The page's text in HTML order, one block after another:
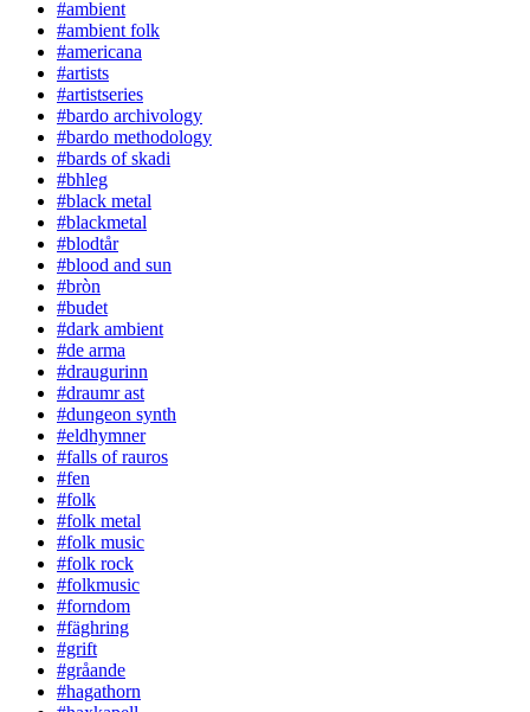
#ambient
#ambient folk
#americana
#artists
#artistseries
#bardo archivology
#bardo methodology
#bards of skadi
#bhleg
#black metal
#blackmetal
#blodtår
#blood and sun
#bròn
#budet
#dark ambient
#de arma
#draugurinn
#draumr ast
#dungeon synth
#eldhymner
#falls of rauros
#fen
#folk
#folk metal
#folk music
#folk rock
#folkmusic
#forndom
#fäghring
#grift
#gråande
#hagathorn